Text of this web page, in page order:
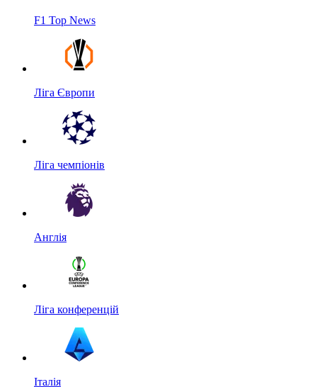
F1 Top News
Ліга Європи
Ліга чемпіонів
Англія
Ліга конференцій
Італія